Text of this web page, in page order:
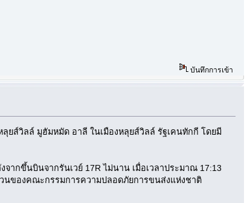
บันทึกการเข้า
ยส์วิลล์ มูฮัมหมัด อาลี ในเมืองหลุยส์วิลล์ รัฐเคนทักกี โดยมี
ากขึ้นบินจากรันเวย์ 17R ไม่นาน เมื่อเวลาประมาณ 17:13
นของคณะกรรมการความปลอดภัยการขนส่งแห่งชาติ